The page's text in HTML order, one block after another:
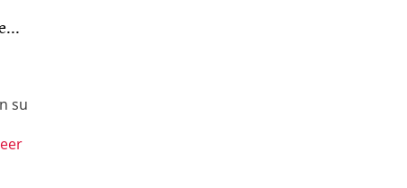
su